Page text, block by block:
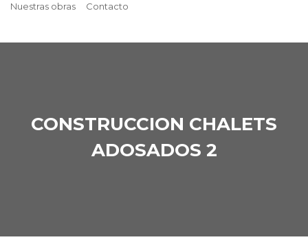
Nuestras obras Contacto
CONSTRUCCION CHALETS
ADOSADOS 2